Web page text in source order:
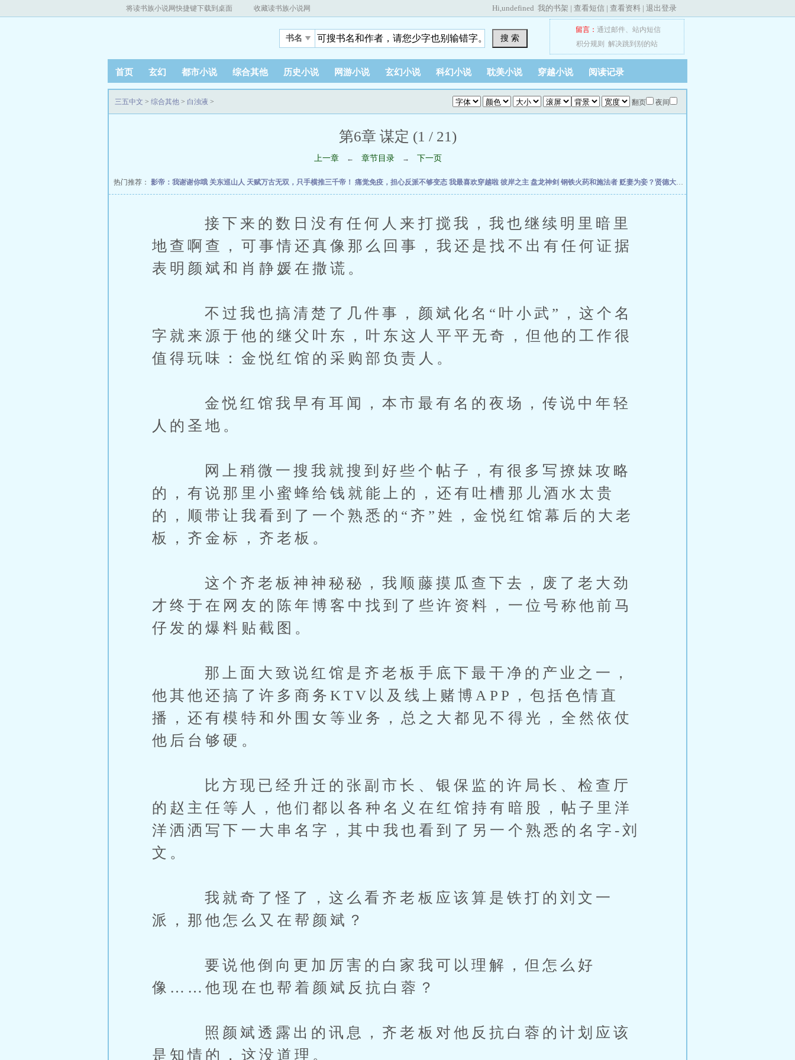
将读书族小说网快捷键下载到桌面 收藏读书族小说网 Hi,undefined 我的书架 | 查看短信 | 查看资料 | 退出登录
书名 搜 索
留言： 通过邮件、 站内短信
积分规则
解决跳到别的站
首页 玄幻 都市小说 综合其他 历史小说 网游小说 玄幻小说 科幻小说 耽美小说 穿越小说 阅读记录
翻页 夜间
三五中文 > 综合其他 > 白浊液 >
第6章 谋定 (1 / 21)
上一章 ← 章节目录 → 下一页
热门推荐： 影帝：我谢谢你哦 关东巡山人 天赋万古无双，只手横推三千帝！ 痛觉免疫，担心反派不够变态 我最喜欢穿越啦 彼岸之主 盘龙神剑 钢铁火药和施法者 贬妻为妾？贤德大妇她掀桌了
接下来的数日没有任何人来打搅我，我也继续明里暗里
地查啊查，可事情还真像那么回事，我还是找不出有任何证据
表明颜斌和肖静媛在撒谎。
不过我也搞清楚了几件事，颜斌化名“叶小武”，这个名
字就来源于他的继父叶东，叶东这人平平无奇，但他的工作很
值得玩味：金悦红馆的采购部负责人。
金悦红馆我早有耳闻，本市最有名的夜场，传说中年轻
人的圣地。
网上稍微一搜我就搜到好些个帖子，有很多写撩妹攻略
的，有说那里小蜜蜂给钱就能上的，还有吐槽那儿酒水太贵
的，顺带让我看到了一个熟悉的“齐”姓，金悦红馆幕后的大老
板，齐金标，齐老板。
这个齐老板神神秘秘，我顺藤摸瓜查下去，废了老大劲
才终于在网友的陈年博客中找到了些许资料，一位号称他前马
仔发的爆料贴截图。
那上面大致说红馆是齐老板手底下最干净的产业之一，
他其他还搞了许多商务KTV以及线上赌博APP，包括色情直
播，还有模特和外围女等业务，总之大都见不得光，全然依仗
他后台够硬。
比方现已经升迁的张副市长、银保监的许局长、检查厅
的赵主任等人，他们都以各种名义在红馆持有暗股，帖子里洋
洋洒洒写下一大串名字，其中我也看到了另一个熟悉的名字-刘
文。
我就奇了怪了，这么看齐老板应该算是铁打的刘文一
派，那他怎么又在帮颜斌？
要说他倒向更加厉害的白家我可以理解，但怎么好
像……他现在也帮着颜斌反抗白蓉？
照颜斌透露出的讯息，齐老板对他反抗白蓉的计划应该
是知情的，这没道理。